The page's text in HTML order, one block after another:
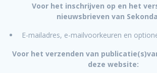
Voor het inschrijven op en het
nieuwsbrieven van
E-mailadres, e-mailvoorkeuren en
Voor het verzenden van
deze website: